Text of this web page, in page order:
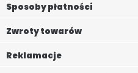
Sposoby płatności
Zwroty towarów
Reklamacje